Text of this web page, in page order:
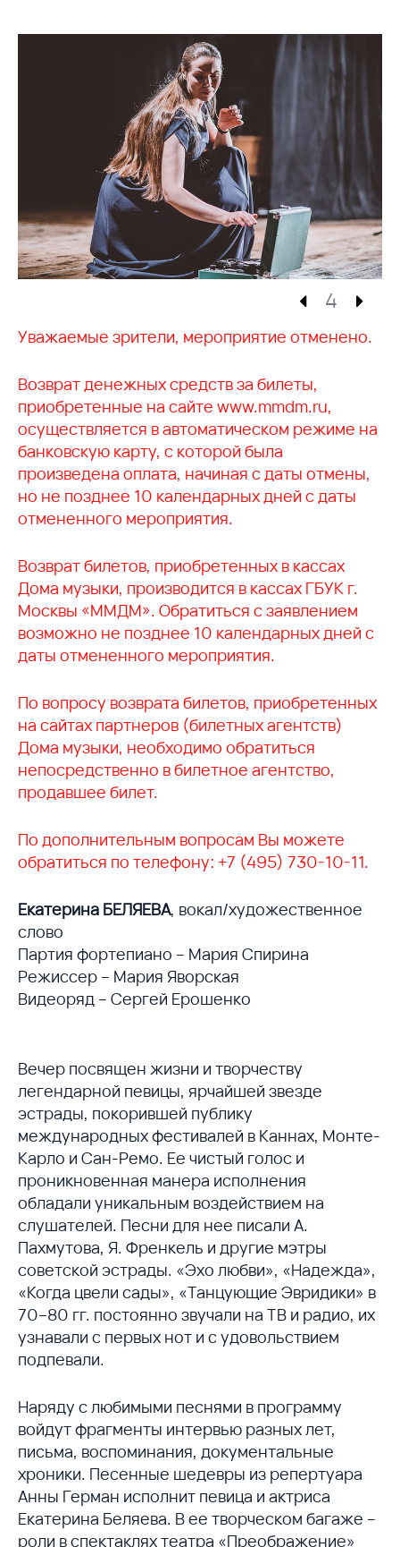
4
Уважаемые зрители, мероприятие отменено.
Возврат денежных средств за билеты,
приобретенные на сайте www.mmdm.ru,
осуществляется в автоматическом режиме на
банковскую карту, с которой была
произведена оплата, начиная с даты отмены,
но не позднее 10 календарных дней с даты
отмененного мероприятия.
Возврат билетов, приобретенных в кассах
Дома музыки, производится в кассах ГБУК г.
Москвы «ММДМ». Обратиться с заявлением
возможно не позднее 10 календарных дней с
даты отмененного мероприятия.
По вопросу возврата билетов, приобретенных
на сайтах партнеров (билетных агентств)
Дома музыки, необходимо обратиться
непосредственно в билетное агентство,
продавшее билет.
По дополнительным вопросам Вы можете
обратиться по телефону: +7 (495) 730-10-11.
Екатерина БЕЛЯЕВА, вокал/художественное
слово
Партия фортепиано – Мария Спирина
Режиссер – Мария Яворская
Видеоряд – Сергей Ерошенко
Вечер посвящен жизни и творчеству
легендарной певицы, ярчайшей звезде
эстрады, покорившей публику
международных фестивалей в Каннах, Монте-
Карло и Сан-Ремо. Ее чистый голос и
проникновенная манера исполнения
обладали уникальным воздействием на
слушателей. Песни для нее писали А.
Пахмутова, Я. Френкель и другие мэтры
советской эстрады. «Эхо любви», «Надежда»,
«Когда цвели сады», «Танцующие Эвридики» в
70–80 гг. постоянно звучали на ТВ и радио, их
узнавали с первых нот и с удовольствием
подпевали.
Наряду с любимыми песнями в программу
войдут фрагменты интервью разных лет,
письма, воспоминания, документальные
хроники. Песенные шедевры из репертуара
Анны Герман исполнит певица и актриса
Екатерина Беляева. В ее творческом багаже –
роли в спектаклях театра «Преображение»